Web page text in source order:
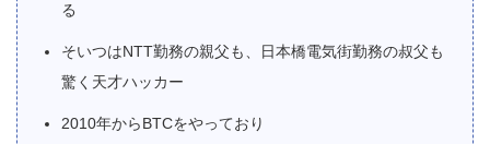
る
そいつはNTT勤務の親父も、日本橋電気街勤務の叔父も
驚く天才ハッカー
2010年からBTCをやっており